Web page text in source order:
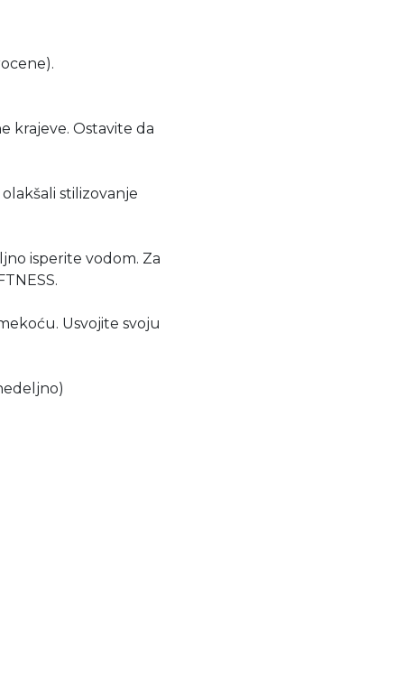
krajeve. Ostavite da
stilizovanje
isperite vodom. Za
Usvojite svoju